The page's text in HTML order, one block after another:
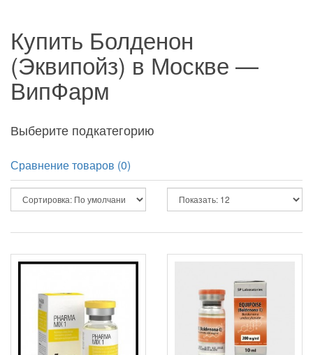
Купить Болденон
(Эквипойз) в Москве —
ВипФарм
Выберите подкатегорию
Сравнение товаров (0)